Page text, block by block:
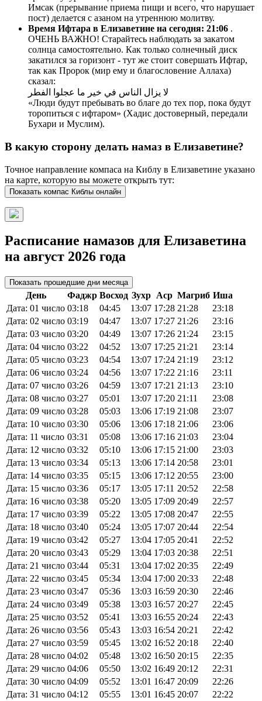
Имсак (прерывание приема пищи и всего, что нарушает
пост) делается с азаном на утреннюю молитву.
Время Ифтара в Елизаветине на сегодня: 21:06 .
ОЧЕНЬ ВАЖНО! Старайтесь наблюдать за закатом
солнца самостоятельно. Как только солнечный диск
закатился за горизонт - тут же стоит совершать Ифтар,
так как Пророк (мир ему и благословение Аллаха)
сказал:
لا يزال الناس في خير ما عجلوا الفطر
«Люди будут пребывать во благе до тех пор, пока будут
торопиться с ифтаром» (Хадис достоверный, передали
Бухари и Муслим).
В какую сторону делать намаз в Елизаветине?
Точное направление компаса на Киблу в Елизаветине указано
на карте, которую вы можете открыть тут:
Показать компас Киблы онлайн
Расписание намазов для Елизаветина
на август 2026 года
Показать прошедшие дни месяца
День Фаджр Восход Зухр Аср Магриб Иша
Дата: 01 число 03:18 04:45 13:07 17:28 21:28
23:18
Дата: 02 число 03:19 04:47 13:07 17:27 21:26
23:16
Дата: 03 число 03:20 04:49 13:07 17:26 21:24
23:15
Дата: 04 число 03:22 04:52 13:07 17:25 21:21
23:14
Дата: 05 число 03:23 04:54 13:07 17:24 21:19
23:12
Дата: 06 число 03:24 04:56 13:07 17:22 21:16
23:11
Дата: 07 число 03:26 04:59 13:07 17:21 21:13
23:10
Дата: 08 число 03:27 05:01 13:07 17:20 21:11
23:08
Дата: 09 число 03:28 05:03 13:06 17:19 21:08
23:07
Дата: 10 число 03:30 05:06 13:06 17:18 21:06
23:06
Дата: 11 число 03:31 05:08 13:06 17:16 21:03
23:04
Дата: 12 число 03:32 05:10 13:06 17:15 21:00
23:03
Дата: 13 число 03:34 05:13 13:06 17:14 20:58
23:01
Дата: 14 число 03:35 05:15 13:06 17:12 20:55
23:00
Дата: 15 число 03:36 05:17 13:05 17:11 20:52
22:58
Дата: 16 число 03:38 05:20 13:05 17:09 20:49
22:57
Дата: 17 число 03:39 05:22 13:05 17:08 20:47
22:55
Дата: 18 число 03:40 05:24 13:05 17:07 20:44
22:54
Дата: 19 число 03:42 05:27 13:04 17:05 20:41
22:52
Дата: 20 число 03:43 05:29 13:04 17:03 20:38
22:51
Дата: 21 число 03:44 05:31 13:04 17:02 20:35
22:49
Дата: 22 число 03:45 05:34 13:04 17:00 20:33
22:48
Дата: 23 число 03:47 05:36 13:03 16:59 20:30
22:46
Дата: 24 число 03:49 05:38 13:03 16:57 20:27
22:45
Дата: 25 число 03:52 05:41 13:03 16:55 20:24
22:43
Дата: 26 число 03:56 05:43 13:03 16:54 20:21
22:42
Дата: 27 число 03:59 05:45 13:02 16:52 20:18
22:40
Дата: 28 число 04:02 05:48 13:02 16:50 20:15
22:35
Дата: 29 число 04:06 05:50 13:02 16:49 20:12
22:31
Дата: 30 число 04:09 05:52 13:01 16:47 20:09
22:26
Дата: 31 число 04:12 05:55 13:01 16:45 20:07
22:22